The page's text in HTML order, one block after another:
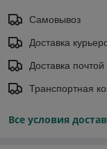
Самовывоз
Доставка
Доставка почтой
Транспортная
Все условия